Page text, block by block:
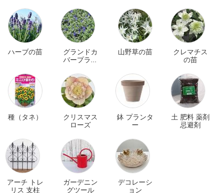
ハーブの苗
グランドカ
バープラン
山野草の苗
クレマチス
の苗
種（タネ）
クリスマス
ローズ
鉢 プランタ
ー
土 肥料 薬剤
忌避剤
アーチ トレ
リス 支柱
ガーデニン
グツール
デコレーシ
ョン